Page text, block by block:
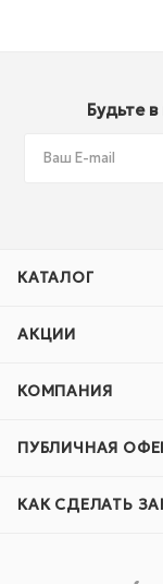
Будьте
КАТАЛОГ
АКЦИИ
КОМПАНИЯ
ПУБЛИЧНАЯ
КАК СДЕЛАТЬ